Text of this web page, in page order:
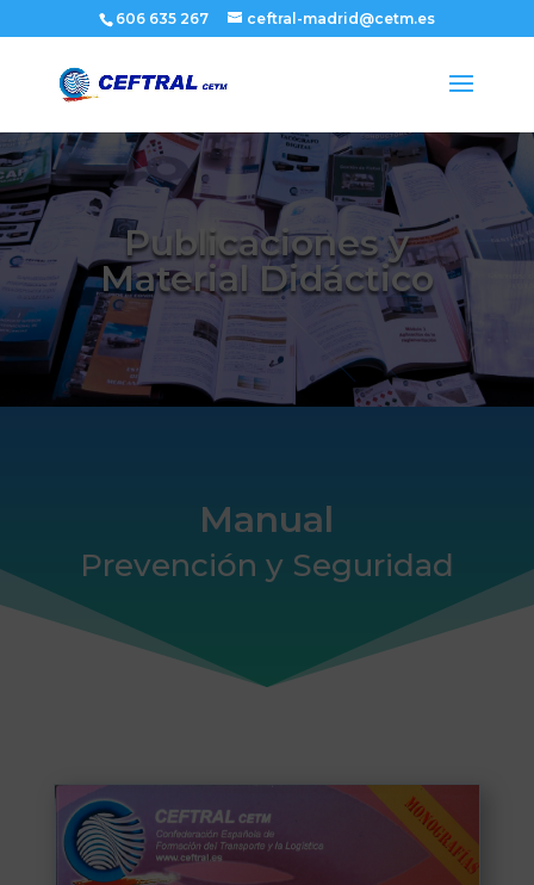
606 635 267 ceftral-madrid@cetm.es
Publicaciones y
Material Didáctico
Manual
Prevención y Seguridad